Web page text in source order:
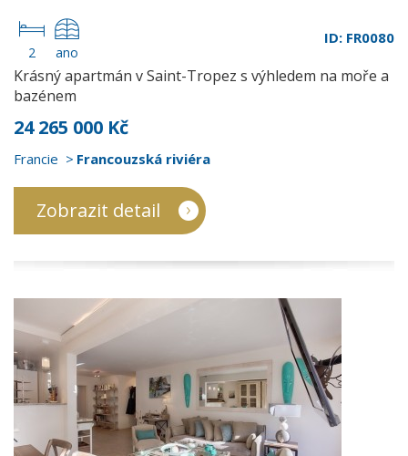
2 ano
ID: FR0080
Krásný apartmán v Saint-Tropez s výhledem na moře a
bazénem
24 265 000 Kč
Francie Francouzská riviéra
Zobrazit detail